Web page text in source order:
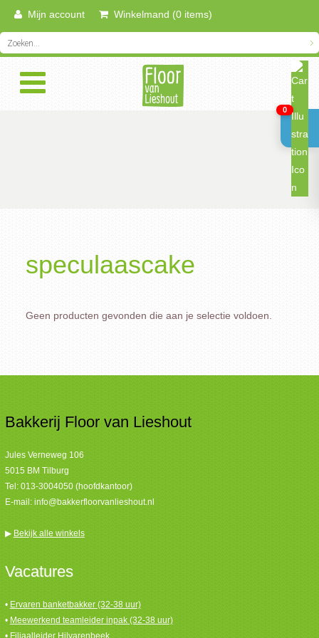
Mijn account Winkelmand (0 items)
speculaascake
Geen producten gevonden die aan je selectie voldoen.
Bakkerij Floor van Lieshout
Jules Verneweg 106
5015 BM Tilburg
Tel: 013-3004050 (hoofdkantoor)
E-mail: info@bakkerfloorvanlieshout.nl
▶ Bekijk alle winkels
Vacatures
• Ervaren banketbakker (32-38 uur)
• Meewerkend teamleider inpak (32-38 uur)
0